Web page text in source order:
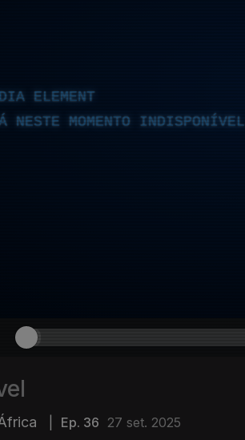
ELEMENT
NESTE MOMENTO INDISPONÍVEL
Ep. 36 27 set. 2025